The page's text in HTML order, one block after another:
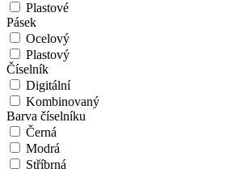
Plastové
Pásek
Ocelový
Plastový
Číselník
Digitální
Kombinovaný
Barva číselníku
Černá
Modrá
Stříbrná